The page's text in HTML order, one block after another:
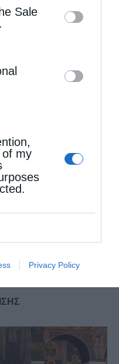
by us to
List of
Sale
of my
Privacy Policy
Αγίου ιερομάρτυρος